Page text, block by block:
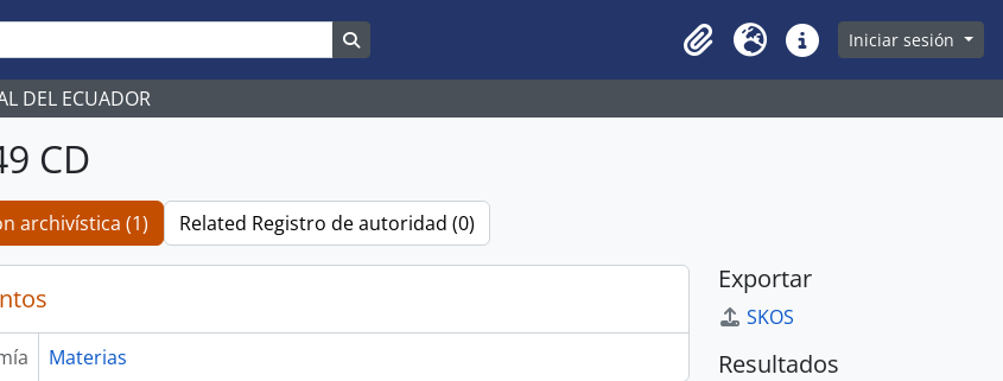
Clipboard
Idioma Enlaces rápidos
Iniciar sesión
DEL ECUADOR
CD
archivística (1) Related Registro de autoridad (0)
Materias
Exportar
SKOS
Resultados